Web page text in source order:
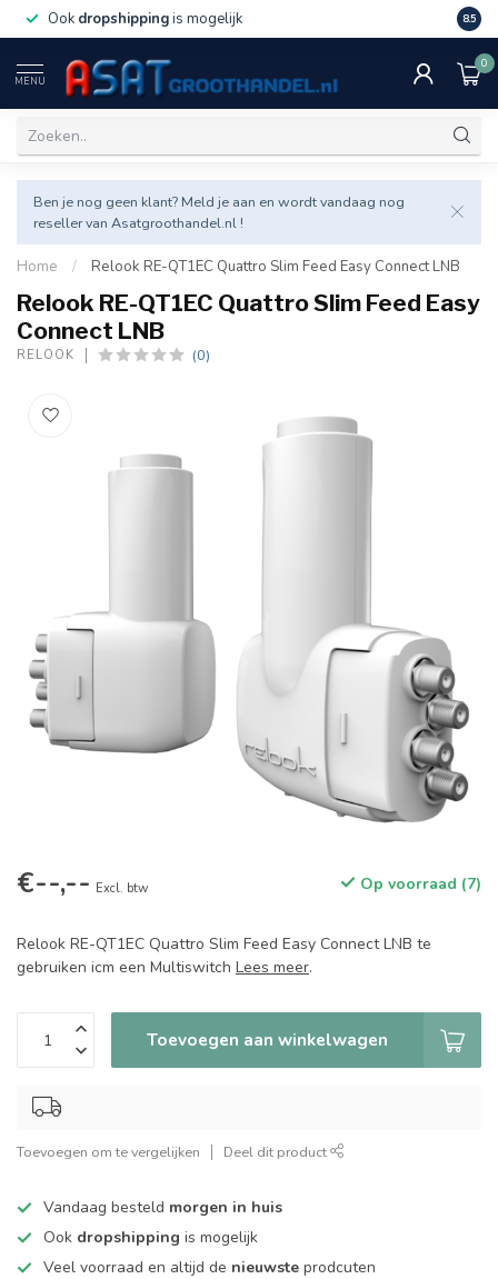
Ook dropshippingis mogelijk Veel
8.5
MENU
0
Ben je nog geen klant? Meld je aan en wordt vandaag nog
reseller van Asatgroothandel.nl !
Home / Relook RE-QT1EC Quattro Slim Feed Easy Connect LNB
Relook RE-QT1EC Quattro Slim Feed Easy
Connect LNB
RELOOK (0)
€--,-- Excl. btw Op voorraad (7)
Relook RE-QT1EC Quattro Slim Feed Easy Connect LNB te
gebruiken icm een Multiswitch Lees meer.
Toevoegen aan winkelwagen
Toevoegen om te vergelijken Deel dit product
Vandaag besteld morgen in huis
Ook dropshipping is mogelijk
Veel voorraad en altijd de nieuwste prodcuten